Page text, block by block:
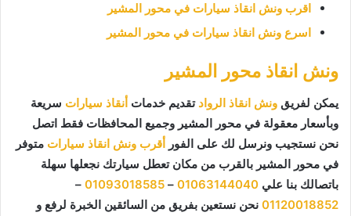
اقرب ونش انقاذ سيارات في محور المشير
اسرع ونش انقاذ سيارات في محور المشير
ونش انقاذ محور المشير
يمكن لفريق ونش انقاذ الرواد تقديم خدمات أنقاذ سيارات سريعة
وبأسعار معقولة في محور المشير وجميع المحافظات فقط اتصل
نحن نستجيب ونرسل لك على الفور أقرب ونش انقاذ سيارات متوفر
في محور المشير بالقرب من مكان تعطل سيارتك نجعلها سهلة
باتصالك بنا علي 01063144040
–
01093018585
–
01120018852 نحن نستعين بفريق من السائقين الخبرة لرفع و